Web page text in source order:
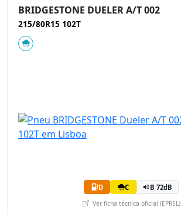
BRIDGESTONE DUELER A/T 002
215/80R15 102T
D C B 72dB
Ver ficha técnica oficial (EPREL)